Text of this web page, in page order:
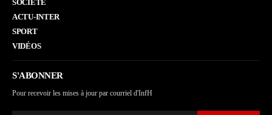
SOCIETE
ACTU-INTER
SPORT
VIDÉOS
S'ABONNER
Pour recevoir les mises à jour par courriel d'InfH